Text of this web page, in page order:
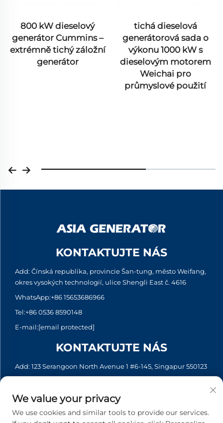
800 kW dieselový
generátor Cummins –
extrémně tichý záložní
generátor
tichá dieselová
generátorová sada o
výkonu 1000 kW s
dieselovým motorem
Weichai pro
průmyslové použití
KONTAKTUJTE NÁS
Add: Čínská republika, provincie Šan-tung, město Weifang,
okres vysokých technologií, ulice Shengli East č. 4616
WhatsApp:+86 15653686966
Tel:+86 0536 8590148
E-mail:[email protected]
KONTAKTUJTE NÁS
Add: 123 Serangoon North Avenue 1 #6-145, Singapur 550123
Tel:+65 6935 2033
E-mail: [email protected]
We value your privacy
We use cookies and similar tools to provide our services.